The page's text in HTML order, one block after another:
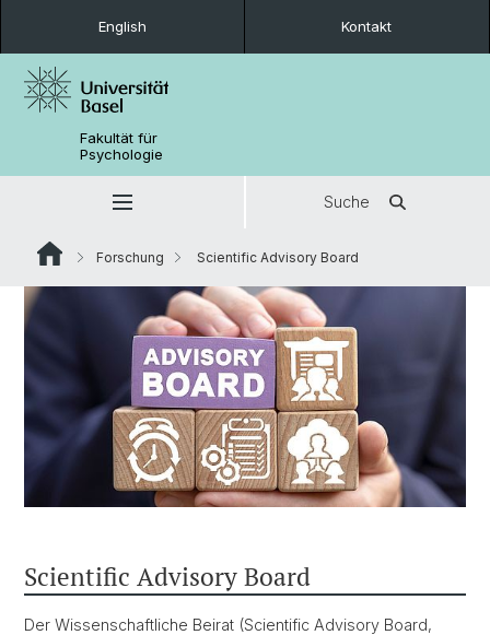
English Kontakt
Fakultät für
Psychologie
Suche
Forschung Scientific Advisory Board
Scientific Advisory Board
Der Wissenschaftliche Beirat (Scientific Advisory Board,